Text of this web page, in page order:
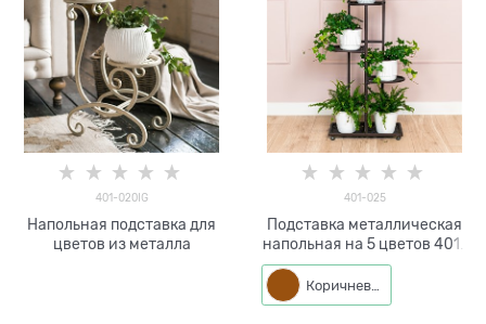
401-020IG
Напольная подставка для
цветов из металла
401-025
Подставка металлическая
напольная на 5 цветов 401-
025